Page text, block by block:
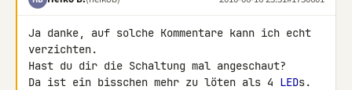
Ja danke, auf solche Kommentare kann ich echt
verzichten.
Hast du dir die Schaltung mal angeschaut?
Da ist ein bisschen mehr zu löten als 4 LEDs.